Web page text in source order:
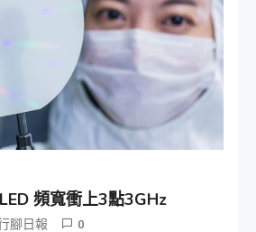
頻寬衝上3點3GHz
腳日報 0